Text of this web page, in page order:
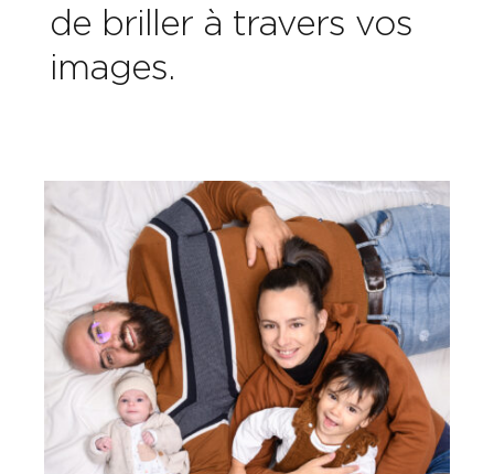
de briller à travers vos
images.